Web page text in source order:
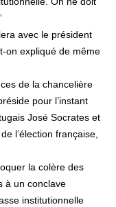
avec le président
on expliqué de même
de la chancelière
pour l’instant
José Socrates et
l’élection française,
la colère des
à un conclave
institutionnelle